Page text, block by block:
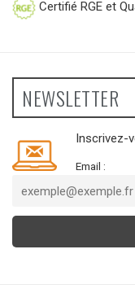
Certifié RGE et
NEWSLETTER
Inscrivez-
Email :